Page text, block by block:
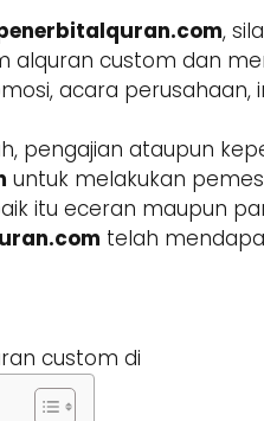
,
alquran custom dan
acara perusahaan,
pengajian ataupun
untuk melakukan
itu eceran maupun
telah